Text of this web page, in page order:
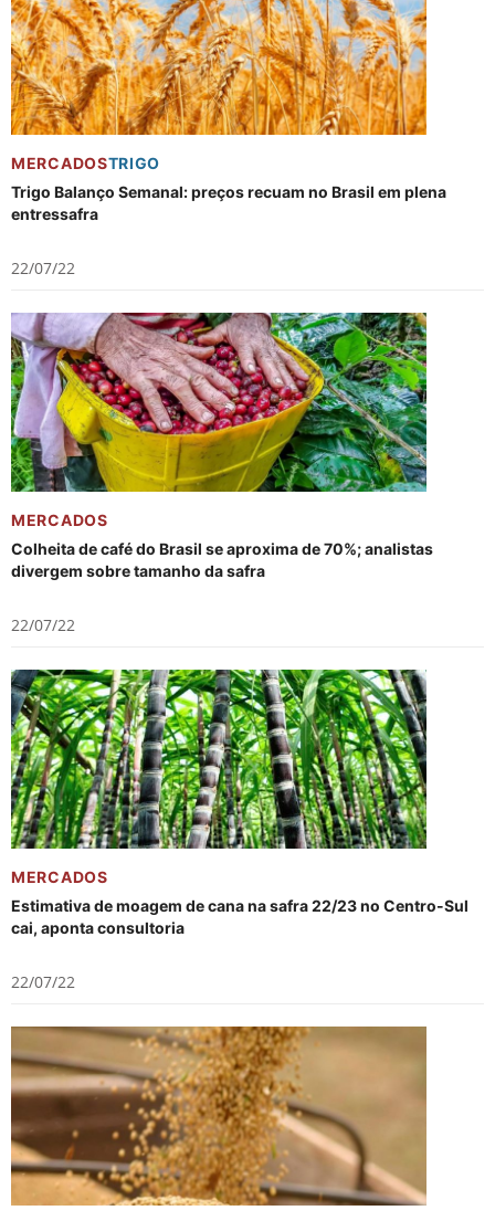
MERCADOSTRIGO
Trigo Balanço Semanal: preços recuam no Brasil em plena
entressafra
22/07/22
MERCADOS
Colheita de café do Brasil se aproxima de 70%; analistas
divergem sobre tamanho da safra
22/07/22
MERCADOS
Estimativa de moagem de cana na safra 22/23 no Centro-Sul
cai, aponta consultoria
22/07/22